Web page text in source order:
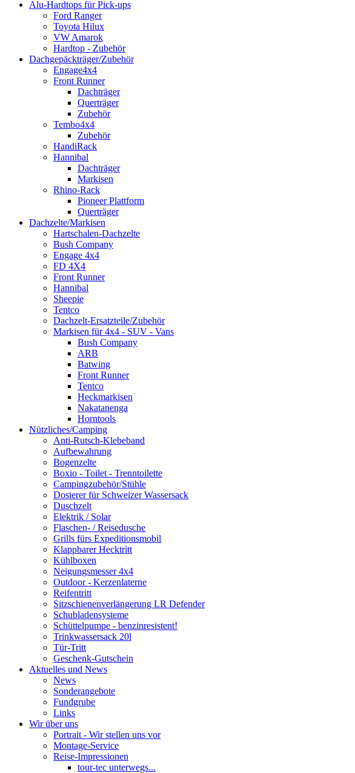
Alu-Hardtops für Pick-ups
Ford Ranger
Toyota Hilux
VW Amarok
Hardtop - Zubehör
Dachgepäckträger/Zubehör
Engage4x4
Front Runner
Dachträger
Querträger
Zubehör
Tembo4x4
Zubehör
HandiRack
Hannibal
Dachträger
Markisen
Rhino-Rack
Pioneer Plattform
Querträger
Dachzelte/Markisen
Hartschalen-Dachzelte
Bush Company
Engage 4x4
FD 4X4
Front Runner
Hannibal
Sheepie
Tentco
Dachzelt-Ersatzteile/Zubehör
Markisen für 4x4 - SUV - Vans
Bush Company
ARB
Batwing
Front Runner
Tentco
Heckmarkisen
Nakatanenga
Horntools
Nützliches/Camping
Anti-Rutsch-Klebeband
Aufbewahrung
Bogenzelte
Boxio - Toilet - Trenntoilette
Campingzubehör/Stühle
Dosierer für Schweizer Wassersack
Duschzelt
Elektrik / Solar
Flaschen- / Reisedusche
Grills fürs Expeditionsmobil
Klappbarer Hecktritt
Kühlboxen
Neigungsmesser 4x4
Outdoor - Kerzenlaterne
Reifentritt
Sitzschienenverlängerung LR Defender
Schubladensysteme
Schüttelpumpe - benzinresistent!
Trinkwassersack 20l
Tür-Tritt
Geschenk-Gutschein
Aktuelles und News
News
Sonderangebote
Fundgrube
Links
Wir über uns
Portrait - Wir stellen uns vor
Montage-Service
Reise-Impressionen
tour-tec unterwegs...